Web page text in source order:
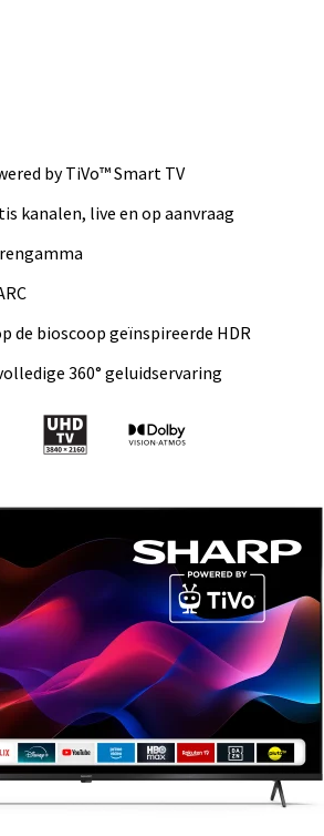
by TiVo™ Smart TV
kanalen, live en op aanvraag
de bioscoop geïnspireerde HDR
360° geluidservaring